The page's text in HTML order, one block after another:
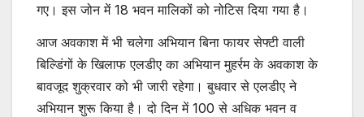
गए। इस जोन में 18 भवन मालिकों को नोटिस दिया गया है।
आज अवकाश में भी चलेगा अभियान बिना फायर सेफ्टी वाली
बिल्डिंगों के खिलाफ एलडीए का अभियान मुहर्रम के अवकाश के
बावजूद शुक्रवार को भी जारी रहेगा। बुधवार से एलडीए ने
अभियान शुरू किया है। दो दिन में 100 से अधिक भवन व